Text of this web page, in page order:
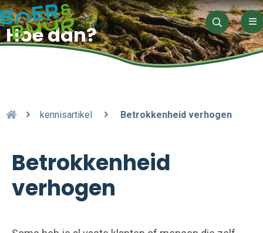
Zoeken
Hoe dan?
kennisartikel Betrokkenheid verhogen
Betrokkenheid
verhogen